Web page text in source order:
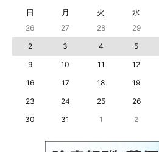
日 月 火 水
26 27 28 29
2
3 4 5
9
10 11 12
16
17 18 19
23
24 25 26
30
31 1 2